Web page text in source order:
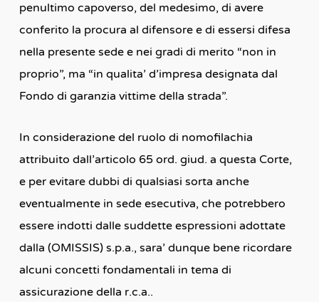
penultimo capoverso, del medesimo, di avere
conferito la procura al difensore e di essersi difesa
nella presente sede e nei gradi di merito “non in
proprio”, ma “in qualita’ d’impresa designata dal
Fondo di garanzia vittime della strada”.
In considerazione del ruolo di nomofilachia
attribuito dall’articolo 65 ord. giud. a questa Corte,
e per evitare dubbi di qualsiasi sorta anche
eventualmente in sede esecutiva, che potrebbero
essere indotti dalle suddette espressioni adottate
dalla (OMISSIS) s.p.a., sara’ dunque bene ricordare
alcuni concetti fondamentali in tema di
assicurazione della r.c.a..